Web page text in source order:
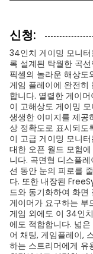
신청:
34인치 게이밍 모니
록 설계된 탁월한 곡
픽셀의 놀라운 해상도
게임 플레이에 완전히
합니다. 열렬한 게이
이 고해상도 게이밍
생생한 이미지를 제공
상 정확도로 표시되도
이 고급 게이밍 모니
대한 오픈 월드 모험
니다. 곡면형 디스플
션 동안 눈의 피로를
다. 또한 내장된
드와 동기화하여 화면
게이머가 요구하는 부
게임 외에도 이 34인
에도 적합합니다. 넓
어 채팅, 게임플레이,
하는 스트리머에게